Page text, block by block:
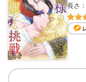
長さ：